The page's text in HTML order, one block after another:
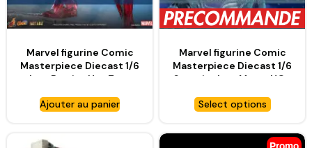
Marvel figurine Comic
Masterpiece Diecast 1/6
Iron Patriot Hot Toys
Ajouter au panier
Marvel figurine Comic
Masterpiece Diecast 1/6
Superior Iron Man – HOT
Select options
Promo